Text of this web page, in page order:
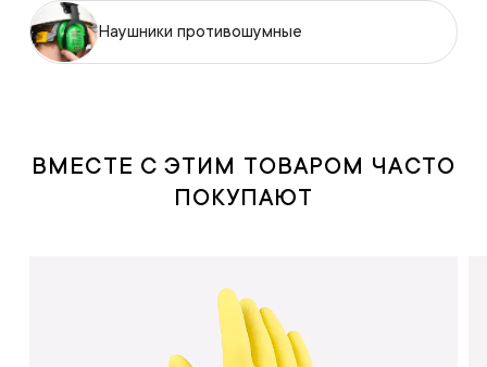
Наушники противошумные
ВМЕСТЕ С ЭТИМ ТОВАРОМ ЧАСТО
ПОКУПАЮТ